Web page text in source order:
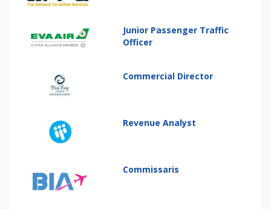
Junior Passenger Traffic
Officer
Commercial Director
Revenue Analyst
Commissaris